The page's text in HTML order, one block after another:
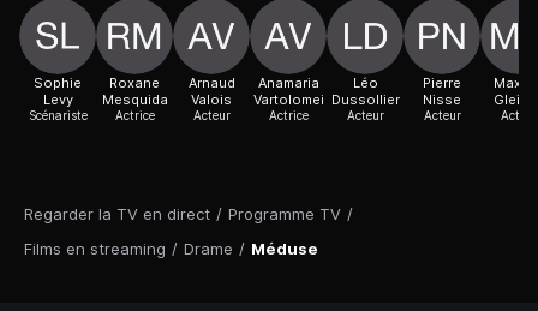
Regarder la TV en direct / Programme TV /
Films en streaming / Drame / Méduse
Sophie
Levy
Scénariste
Roxane
Mesquida
Actrice
Arnaud
Valois
Acteur
Anamaria
Vartolomei
Actrice
Léo
Dussollier
Acteur
Pierre
Nisse
Acteur Acteur